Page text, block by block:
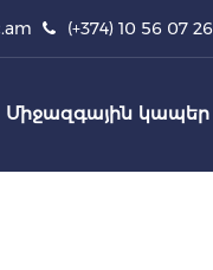
(+374) 10 56 07 26
Միջազգային կապեր